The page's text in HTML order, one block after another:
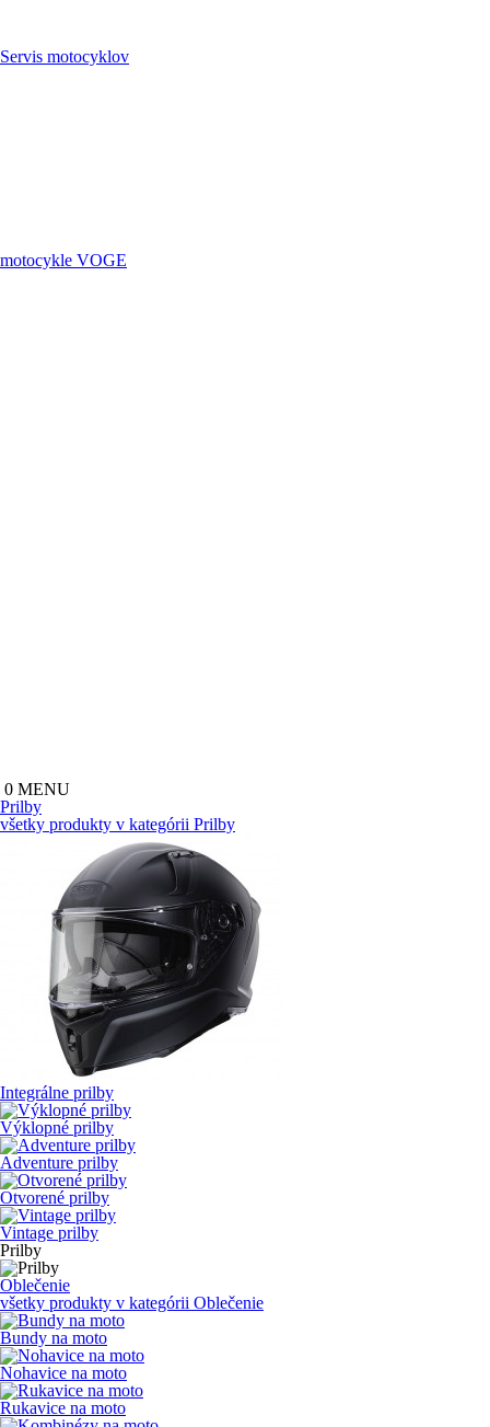
Servis motocyklov
motocykle VOGE
0 MENU
Prilby
všetky produkty v kategórii Prilby
Integrálne prilby
Výklopné prilby
Adventure prilby
Otvorené prilby
Vintage prilby
Prilby
Oblečenie
všetky produkty v kategórii Oblečenie
Bundy na moto
Nohavice na moto
Rukavice na moto